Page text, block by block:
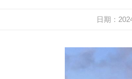
日期：